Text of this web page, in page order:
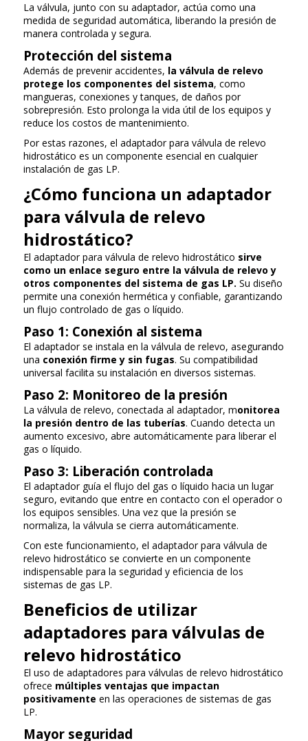
La válvula, junto con su adaptador, actúa como una
medida de seguridad automática, liberando la presión de
manera controlada y segura.
Protección del sistema
Además de prevenir accidentes, la válvula de relevo
protege los componentes del sistema, como
mangueras, conexiones y tanques, de daños por
sobrepresión. Esto prolonga la vida útil de los equipos y
reduce los costos de mantenimiento.
Por estas razones, el adaptador para válvula de relevo
hidrostático es un componente esencial en cualquier
instalación de gas LP.
¿Cómo funciona un adaptador
para válvula de relevo
hidrostático?
El adaptador para válvula de relevo hidrostático sirve
como un enlace seguro entre la válvula de relevo y
otros componentes del sistema de gas LP. Su diseño
permite una conexión hermética y confiable, garantizando
un flujo controlado de gas o líquido.
Paso 1: Conexión al sistema
El adaptador se instala en la válvula de relevo, asegurando
una conexión firme y sin fugas. Su compatibilidad
universal facilita su instalación en diversos sistemas.
Paso 2: Monitoreo de la presión
La válvula de relevo, conectada al adaptador, monitorea
la presión dentro de las tuberías. Cuando detecta un
aumento excesivo, abre automáticamente para liberar el
gas o líquido.
Paso 3: Liberación controlada
El adaptador guía el flujo del gas o líquido hacia un lugar
seguro, evitando que entre en contacto con el operador o
los equipos sensibles. Una vez que la presión se
normaliza, la válvula se cierra automáticamente.
Con este funcionamiento, el adaptador para válvula de
relevo hidrostático se convierte en un componente
indispensable para la seguridad y eficiencia de los
sistemas de gas LP.
Beneficios de utilizar
adaptadores para válvulas de
relevo hidrostático
El uso de adaptadores para válvulas de relevo hidrostático
ofrece múltiples ventajas que impactan
positivamente en las operaciones de sistemas de gas
LP.
Mayor seguridad